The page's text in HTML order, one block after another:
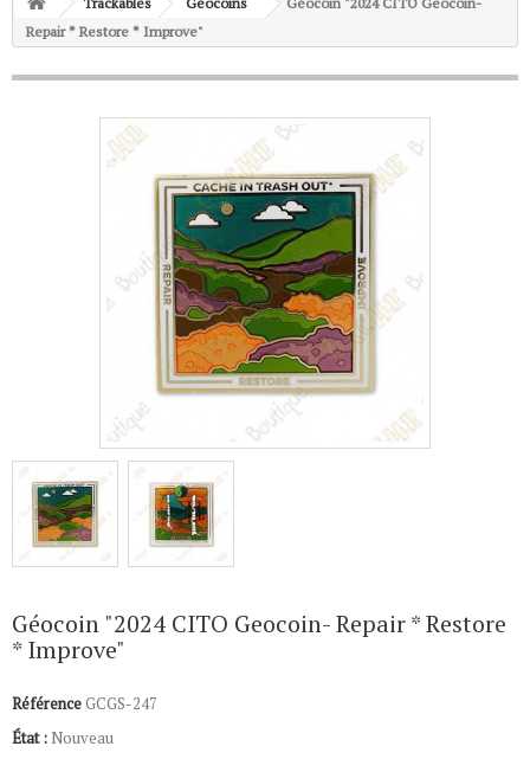
Repair * Restore * Improve"
Géocoin "2024 CITO Geocoin- Repair * Restore
* Improve"
RéférenceGCGS-247
État : Nouveau